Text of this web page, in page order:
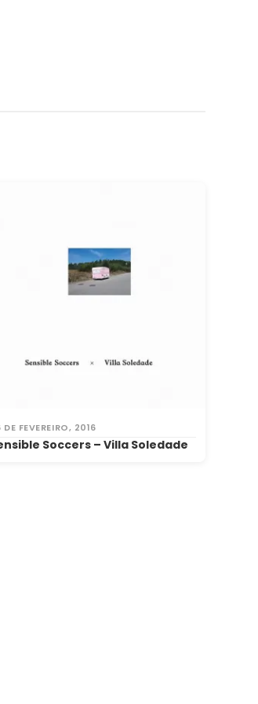
DE FEVEREIRO, 2016
Soccers – Villa Soledade